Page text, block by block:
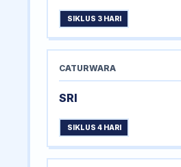
SIKLUS 3 HARI
CATURWARA
SRI
SIKLUS 4 HARI